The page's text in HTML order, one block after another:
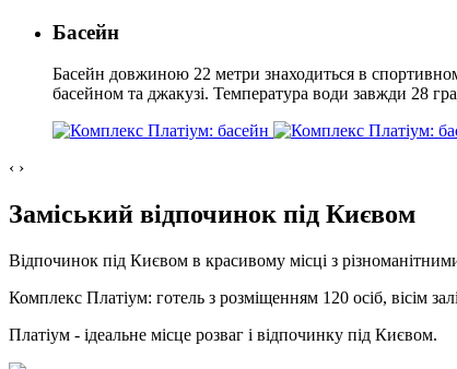
Басейн
Басейн довжиною 22 метри знаходиться в
басейном та джакузі. Температура води завжди 28
‹ ›
Заміський відпочинок під Києвом
Відпочинок під Києвом в красивому місці з
Комплекс Платіум: готель з розміщенням 120 осіб, вісім
Платіум - ідеальне місце розваг і відпочинку під Києвом.